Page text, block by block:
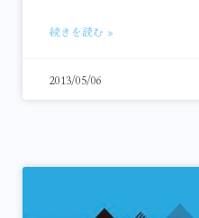
続きを読む »
2013/05/06